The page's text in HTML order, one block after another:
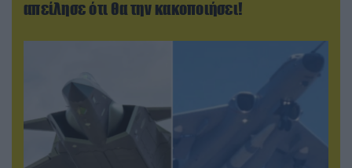
απείλησε ότι θα την κακοποιήσει!